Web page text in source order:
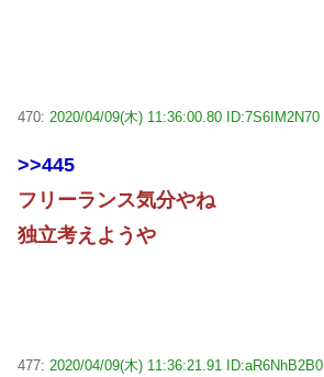
470: 2020/04/09(木) 11:36:00.80 ID:7S6IM2N70
>>445
フリーランス気分やね
独立考えようや
477: 2020/04/09(木) 11:36:21.91 ID:aR6NhB2B0